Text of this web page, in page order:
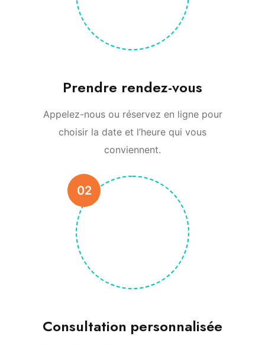
Prendre rendez-vous
Appelez-nous ou réservez en ligne pour
choisir la date et l’heure qui vous
conviennent.
02
Consultation personnalisée